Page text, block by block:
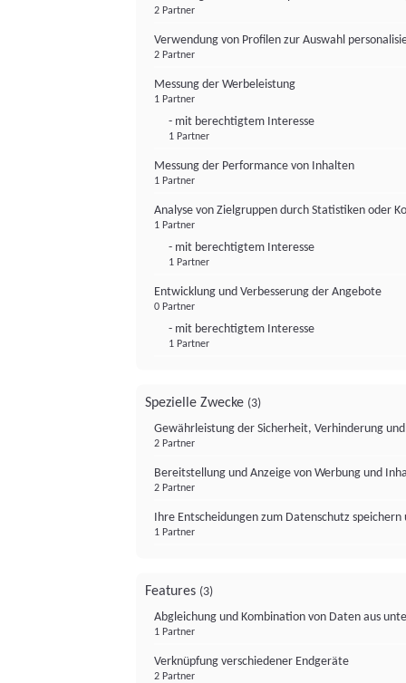
2 Partner
Verwendung von Profilen zur Auswahl
2 Partner
Messung der Werbeleistung
1 Partner
- mit berechtigtem Interesse
1 Partner
Messung der Performance von Inhalten
1 Partner
Analyse von Zielgruppen durch Statistiken oder
1 Partner
- mit berechtigtem Interesse
1 Partner
Entwicklung und Verbesserung der Angebote
0 Partner
- mit berechtigtem Interesse
1 Partner
Spezielle Zwecke (3)
Gewährleistung der Sicherheit, Verhinderung
2 Partner
Bereitstellung und Anzeige von Werbung und
2 Partner
Ihre Entscheidungen zum Datenschutz
1 Partner
Features (3)
Abgleichung und Kombination von Daten aus
1 Partner
Verknüpfung verschiedener Endgeräte
2 Partner